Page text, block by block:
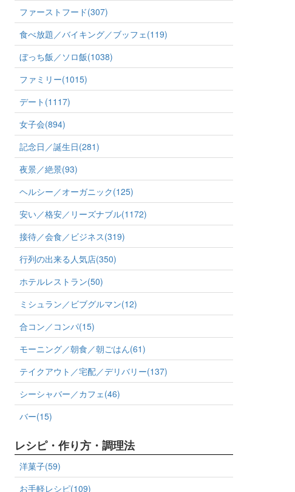
ファーストフード(307)
食べ放題／バイキング／ブッフェ(119)
ぼっち飯／ソロ飯(1038)
ファミリー(1015)
デート(1117)
女子会(894)
記念日／誕生日(281)
夜景／絶景(93)
ヘルシー／オーガニック(125)
安い／格安／リーズナブル(1172)
接待／会食／ビジネス(319)
行列の出来る人気店(350)
ホテルレストラン(50)
ミシュラン／ビブグルマン(12)
合コン／コンパ(15)
モーニング／朝食／朝ごはん(61)
テイクアウト／宅配／デリバリー(137)
シーシャバー／カフェ(46)
バー(15)
レシピ・作り方・調理法
洋菓子(59)
お手軽レシピ(109)